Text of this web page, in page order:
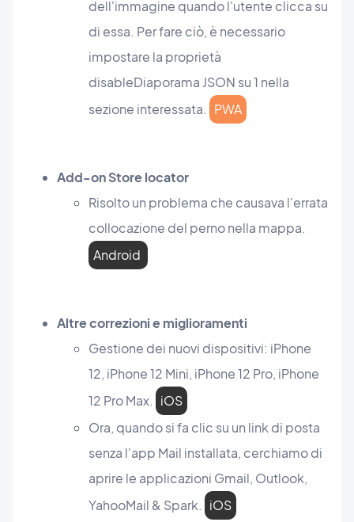
dell'immagine quando l'utente clicca su
di essa. Per fare ciò, è necessario
impostare la proprietà
disableDiaporama JSON su 1 nella
sezione interessata. PWA
Add-on Store locator
Risolto un problema che causava l'errata
collocazione del perno nella mappa.
Android
Altre correzioni e miglioramenti
Gestione dei nuovi dispositivi: iPhone
12, iPhone 12 Mini, iPhone 12 Pro, iPhone
12 Pro Max. iOS
Ora, quando si fa clic su un link di posta
senza l'app Mail installata, cerchiamo di
aprire le applicazioni Gmail, Outlook,
YahooMail & Spark. iOS